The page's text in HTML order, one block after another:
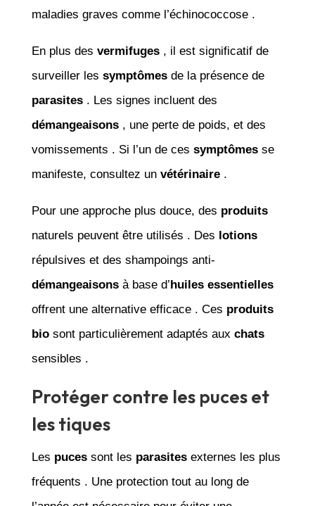
maladies graves comme l’échinococcose .
En plus des vermifuges, il est significatif de
surveiller les symptômesde la présence de
parasites. Les signes incluent des
démangeaisons, une perte de poids, et des
vomissements . Si l’un de ces symptômesse
manifeste, consultez un vétérinaire.
Pour une approche plus douce, des produits
naturels peuvent être utilisés . Des lotions
répulsives et des shampoings anti-
démangeaisonsà base d’huiles essentielles
offrent une alternative efficace . Ces produits
biosont particulièrement adaptés aux chats
sensibles .
Protéger contre les puces et
les tiques
Les pucessont les parasitesexternes les plus
fréquents . Une protection tout au long de